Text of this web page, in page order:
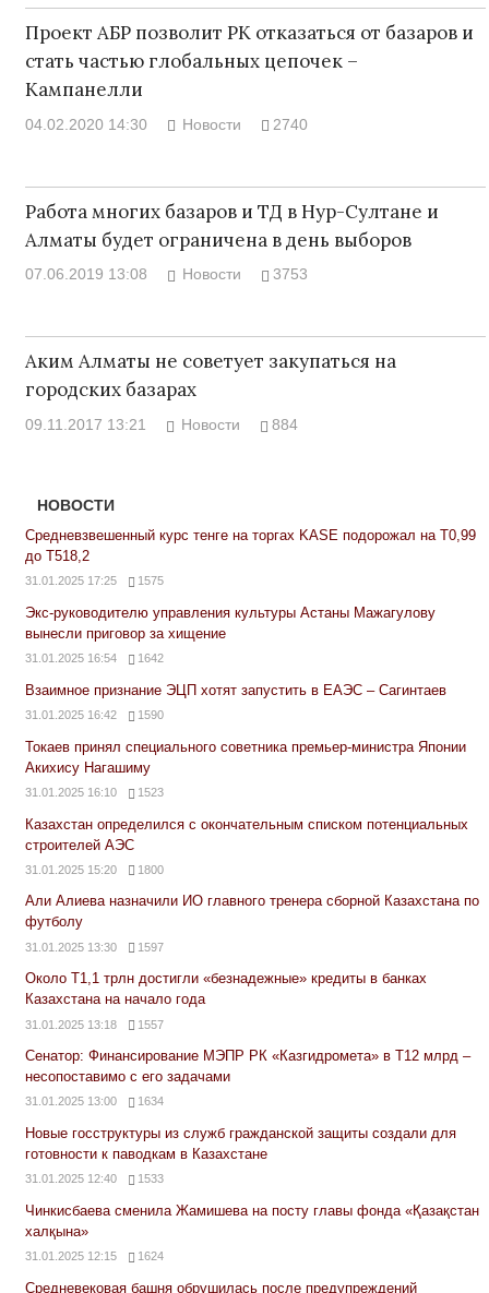
Проект АБР позволит РК отказаться от базаров и
стать частью глобальных цепочек –
Кампанелли
04.02.2020 14:30 Новости 2740
Работа многих базаров и ТД в Нур-Султане и
Алматы будет ограничена в день выборов
07.06.2019 13:08 Новости 3753
Аким Алматы не советует закупаться на
городских базарах
09.11.2017 13:21 Новости 884
НОВОСТИ
Средневзвешенный курс тенге на торгах KASE подорожал на Т0,99
до Т518,2
31.01.2025 17:25 1575
Экс-руководителю управления культуры Астаны Мажагулову
вынесли приговор за хищение
31.01.2025 16:54 1642
Взаимное признание ЭЦП хотят запустить в ЕАЭС – Сагинтаев
31.01.2025 16:42 1590
Токаев принял специального советника премьер-министра Японии
Акихису Нагашиму
31.01.2025 16:10 1523
Казахстан определился с окончательным списком потенциальных
строителей АЭС
31.01.2025 15:20 1800
Али Алиева назначили ИО главного тренера сборной Казахстана по
футболу
31.01.2025 13:30 1597
Около Т1,1 трлн достигли «безнадежные» кредиты в банках
Казахстана на начало года
31.01.2025 13:18 1557
Сенатор: Финансирование МЭПР РК «Казгидромета» в Т12 млрд –
несопоставимо с его задачами
31.01.2025 13:00 1634
Новые госструктуры из служб гражданской защиты создали для
готовности к паводкам в Казахстане
31.01.2025 12:40 1533
Чинкисбаева сменила Жамишева на посту главы фонда «Қазақстан
халқына»
31.01.2025 12:15 1624
Средневековая башня обрушилась после предупреждений